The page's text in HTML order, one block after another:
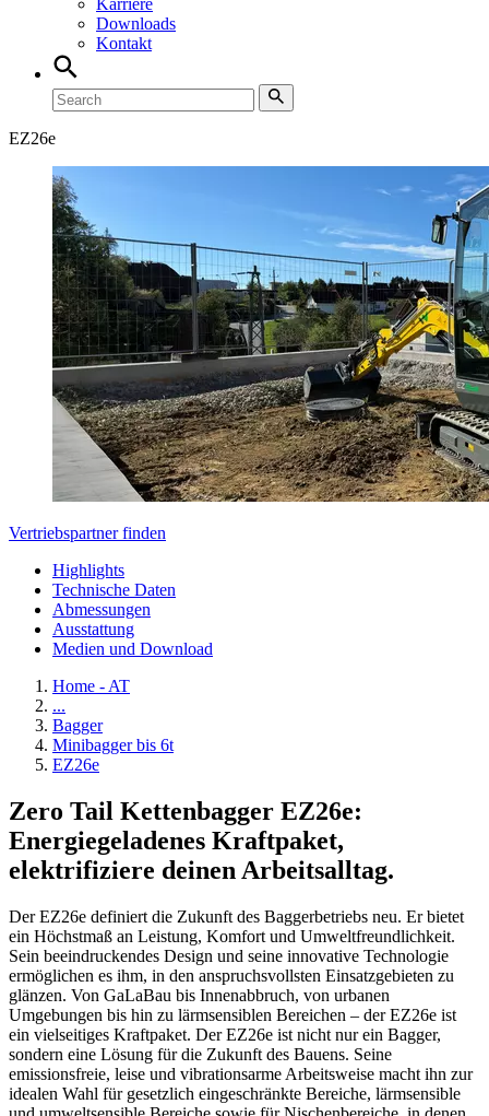
Karriere
Downloads
Kontakt
EZ26e
Vertriebspartner finden
Highlights
Technische Daten
Abmessungen
Ausstattung
Medien und Download
Home - AT
...
Bagger
Minibagger bis 6t
EZ26e
Zero Tail Kettenbagger EZ26e:
Energiegeladenes Kraftpaket,
elektrifiziere deinen Arbeitsalltag.
Der EZ26e definiert die Zukunft des Baggerbetriebs neu. Er bietet
ein Höchstmaß an Leistung, Komfort und Umweltfreundlichkeit.
Sein beeindruckendes Design und seine innovative Technologie
ermöglichen es ihm, in den anspruchsvollsten Einsatzgebieten zu
glänzen. Von GaLaBau bis Innenabbruch, von urbanen
Umgebungen bis hin zu lärmsensiblen Bereichen – der EZ26e ist
ein vielseitiges Kraftpaket. Der EZ26e ist nicht nur ein Bagger,
sondern eine Lösung für die Zukunft des Bauens. Seine
emissionsfreie, leise und vibrationsarme Arbeitsweise macht ihn zur
idealen Wahl für gesetzlich eingeschränkte Bereiche, lärmsensible